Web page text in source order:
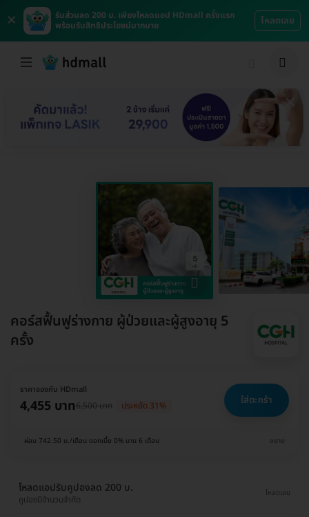
×
รับส่วนลด 200 บ. เพียงโหลดแอป HDmall ครั้งแรก
พร้อมรับสิทธิประโยชน์มากมาย
โหลดเลย
คอร์สฟื้นฟูร่างกาย ผู้ป่วยและผู้สูงอายุ 5
ครั้ง
ราคาจองกับ HDmall
4,455 บาท6,500 บาท ประหยัด 31% ใส่ตะกร้า
ผ่อน 742.50 บ./เดือน ดอกเบี้ย 0% นาน 6 เดือน ขยาย
โหลดแอปรับคูปองลด 200 บ.
คูปองมีจำนวนจำกัด
โหลดเลย